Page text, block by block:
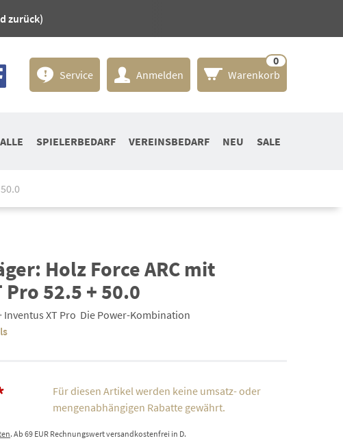
zurück)
Service Anmelden Warenkorb
0
SPIELERBEDARF VEREINSBEDARF NEU SALE
Holz Force ARC mit
52.5 + 50.0
Inventus XT Pro  Die Power-Kombination
Für diesen Artikel werden keine umsatz- oder
mengenabhängigen Rabatte gewährt.
. Ab 69 EUR Rechnungswert versandkostenfrei in D.